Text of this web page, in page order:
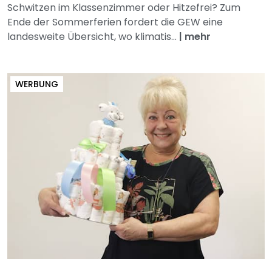
Schwitzen im Klassenzimmer oder Hitzefrei? Zum
Ende der Sommerferien fordert die GEW eine
landesweite Übersicht, wo klimatis... | mehr
WERBUNG